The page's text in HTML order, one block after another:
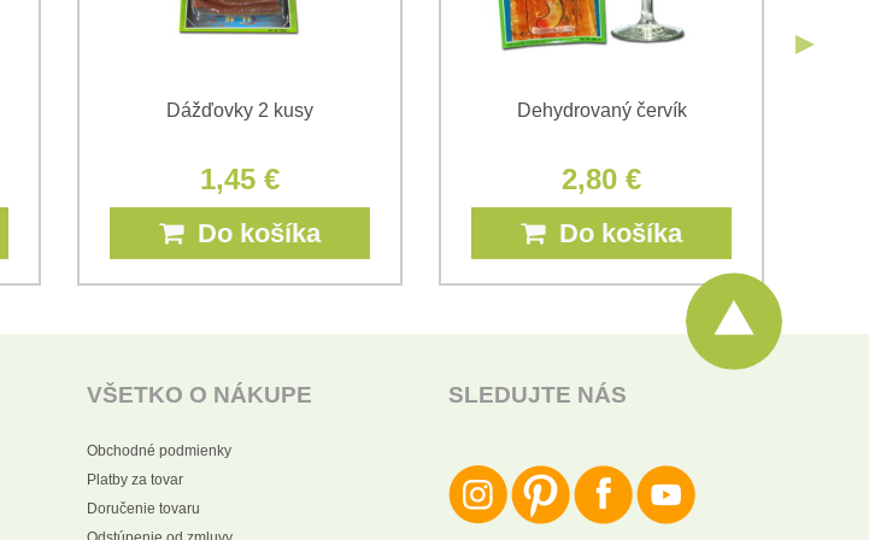
Dážďovky 2 kusy
1,45 €
Do košíka
Dehydrovaný červík
2,80 €
Do košíka
VŠETKO O NÁKUPE
Obchodné podmienky
Platby za tovar
Doručenie tovaru
SLEDUJTE NÁS